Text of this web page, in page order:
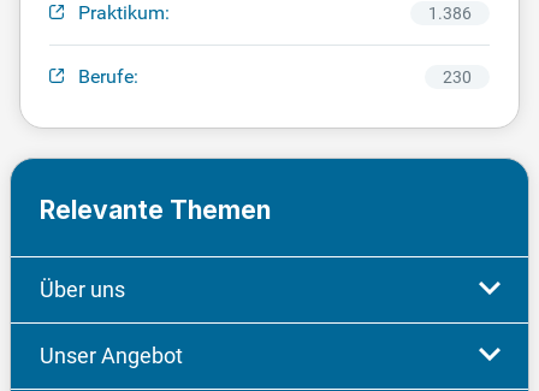
Praktikum: 1.386
Berufe: 230
Relevante Themen
Über uns
Unser Angebot